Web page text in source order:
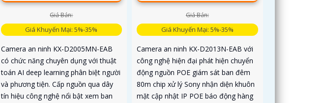
Giá Bán:
Giá Khuyến Mại: 5%-35%
Camera an ninh KX-D2005MN-EAB
có chức năng chuyên dụng với thuật
toán AI deep learning phân biệt người
và phương tiện. Cấp nguồn qua dây
tín hiệu công nghệ nổi bật xem ban
Giá Bán:
Giá Khuyến Mại: 5%-35%
Camera an ninh KX-D2013N-EAB với
công nghệ hiện đại phát hiện chuyển
động nguồn POE giám sát ban đêm
80m chip xử lý Sony nhận diện khuôn
mặt cập nhật IP POE báo động hàng